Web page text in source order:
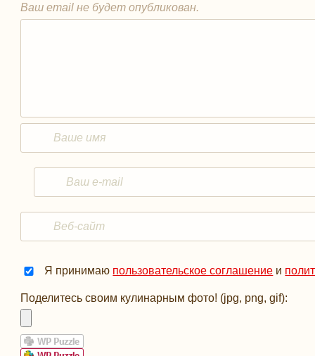
Ваш email не будет опубликован.
Я принимаю пользовательское соглашение и
Поделитесь своим кулинарным фото! (jpg, png, gif):